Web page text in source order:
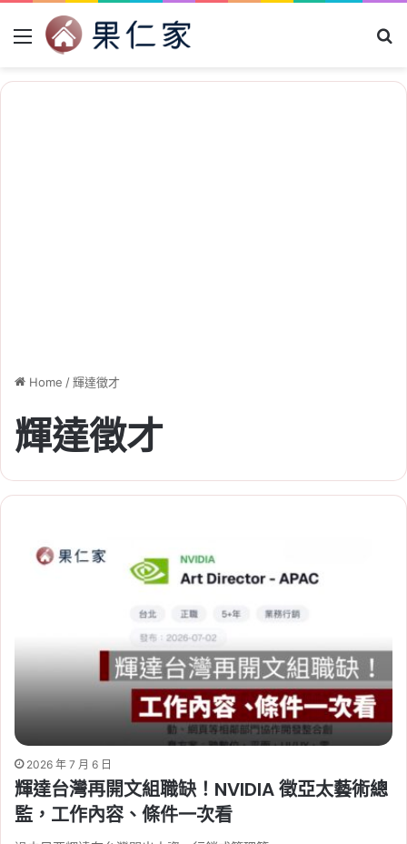
Menu
Home /輝達徵才
輝達徵才
2026 年 7 月 6 日
輝達台灣再開文組職缺！NVIDIA 徵亞太藝術總
監，工作內容、條件一次看